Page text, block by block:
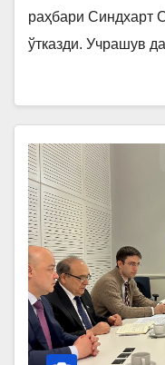
раҳбари Синдхарт
ўтказди. Учрашув